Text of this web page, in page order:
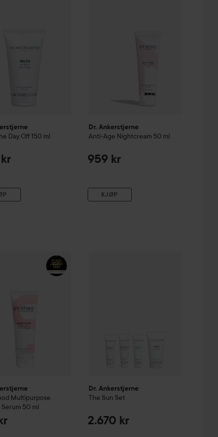
Day Off 150 ml
Dr. Ankerstjerne
Anti-Age Nightcream 50 ml
959 kr
KJØP
Multipurpose
50 ml
Superfood Multipurpose Vitamin Serum
Dr. Ankerstjerne
The Sun Set
2.670 kr